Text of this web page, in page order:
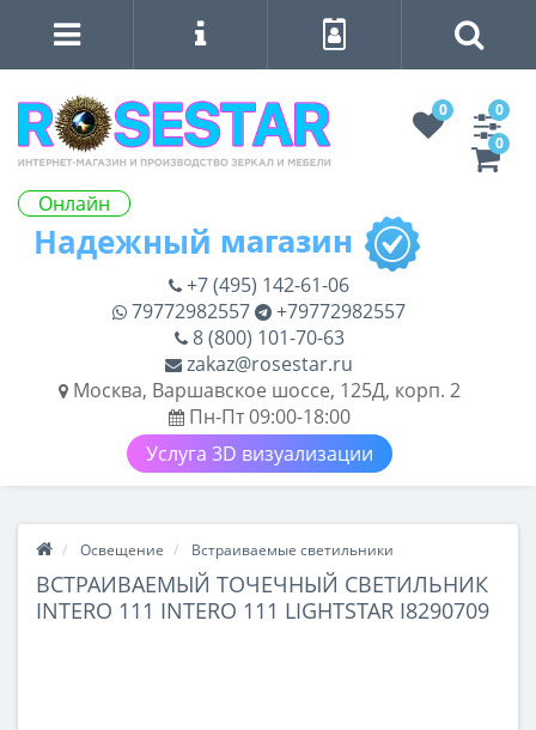
Онлайн
0
0
0
+7 (495) 142-61-06
79772982557
+79772982557
8 (800) 101-70-63
zakaz@rosestar.ru
Москва, Варшавское шоссе, 125Д, корп. 2
Пн-Пт 09:00-18:00
Услуга 3D визуализации
Освещение Встраиваемые светильники
ВСТРАИВАЕМЫЙ ТОЧЕЧНЫЙ СВЕТИЛЬНИК
INTERO 111 INTERO 111 LIGHTSTAR I8290709